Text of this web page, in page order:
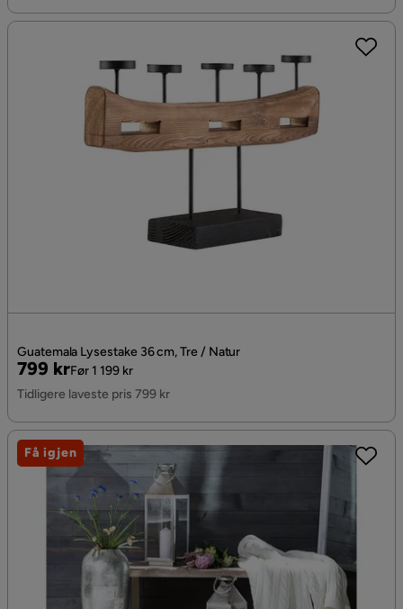
Guatemala Lysestake 36 cm, Tre / Natur
Pris
799 kr
Original
Pris
Før 1 199 kr
Tidligere laveste pris 799 kr
Få igjen